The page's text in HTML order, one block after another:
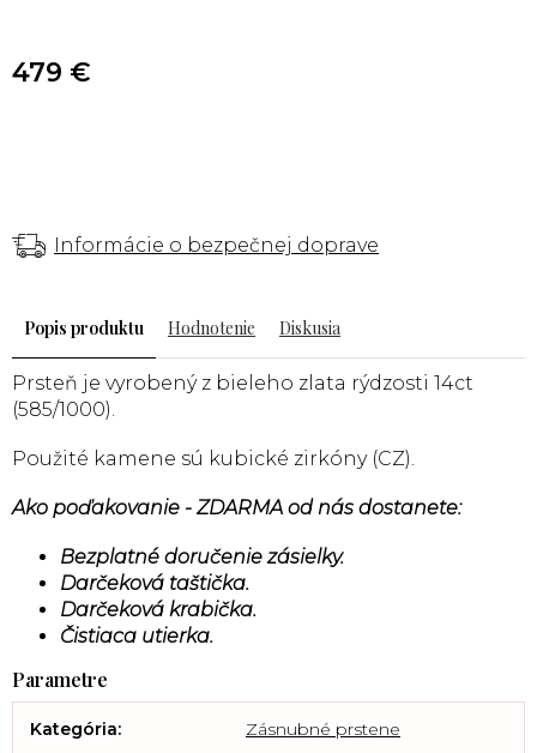
Informácie o bezpečnej doprave
479 €
Popis Hodnotenie Diskusia
Prsteň je vyrobený z bieleho zlata rýdzosti 14ct
(585/1000).
Použité kamene sú kubické zirkóny (CZ).
Ako poďakovanie - ZDARMA od nás dostanete:
Bezplatné doručenie zásielky.
Darčeková taštička.
Darčeková krabička.
Čistiaca utierka.
Kategória: Zásnubné prstene